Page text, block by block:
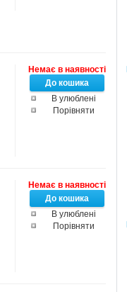
Немає в наявності
В улюблені
Порівняти
Немає в наявності
В улюблені
Порівняти